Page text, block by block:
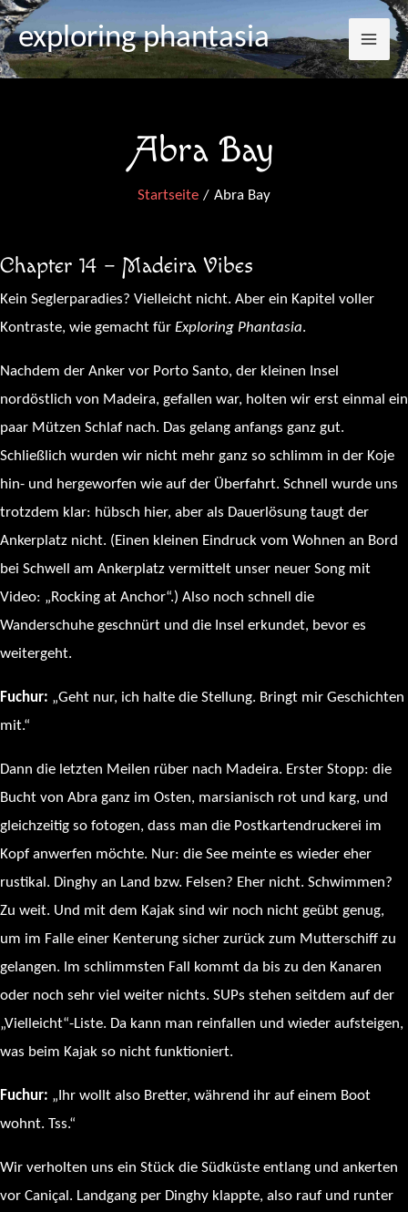
Zum
Inhalt
springen
exploring phantasia
Abra Bay
Startseite Abra Bay
Chapter 14 – Madeira Vibes
Kein Seglerparadies? Vielleicht nicht. Aber ein Kapitel voller
Kontraste, wie gemacht für Exploring Phantasia.
Nachdem der Anker vor Porto Santo, der kleinen Insel
nordöstlich von Madeira, gefallen war, holten wir erst einmal ein
paar Mützen Schlaf nach. Das gelang anfangs ganz gut.
Schließlich wurden wir nicht mehr ganz so schlimm in der Koje
hin- und hergeworfen wie auf der Überfahrt. Schnell wurde uns
trotzdem klar: hübsch hier, aber als Dauerlösung taugt der
Ankerplatz nicht. (Einen kleinen Eindruck vom Wohnen an Bord
bei Schwell am Ankerplatz vermittelt unser neuer Song mit
Video: „Rocking at Anchor“.) Also noch schnell die
Wanderschuhe geschnürt und die Insel erkundet, bevor es
weitergeht.
Fuchur: „Geht nur, ich halte die Stellung. Bringt mir Geschichten
mit.“
Dann die letzten Meilen rüber nach Madeira. Erster Stopp: die
Bucht von Abra ganz im Osten, marsianisch rot und karg, und
gleichzeitig so fotogen, dass man die Postkartendruckerei im
Kopf anwerfen möchte. Nur: die See meinte es wieder eher
rustikal. Dinghy an Land bzw. Felsen? Eher nicht. Schwimmen?
Zu weit. Und mit dem Kajak sind wir noch nicht geübt genug,
um im Falle einer Kenterung sicher zurück zum Mutterschiff zu
gelangen. Im schlimmsten Fall kommt da bis zu den Kanaren
oder noch sehr viel weiter nichts. SUPs stehen seitdem auf der
„Vielleicht“-Liste. Da kann man reinfallen und wieder aufsteigen,
was beim Kajak so nicht funktioniert.
Fuchur: „Ihr wollt also Bretter, während ihr auf einem Boot
wohnt. Tss.“
Wir verholten uns ein Stück die Südküste entlang und ankerten
vor Caniçal. Landgang per Dinghy klappte, also rauf und runter